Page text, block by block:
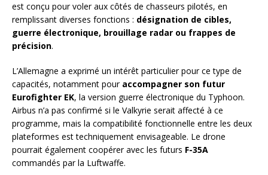
est conçu pour voler aux côtés de chasseurs pilotés, en
remplissant diverses fonctions : désignation de cibles,
guerre électronique, brouillage radar ou frappes de
précision.
L’Allemagne a exprimé un intérêt particulier pour ce type de
capacités, notamment pour accompagner son futur
Eurofighter EK, la version guerre électronique du Typhoon.
Airbus n’a pas confirmé si le Valkyrie serait affecté à ce
programme, mais la compatibilité fonctionnelle entre les deux
plateformes est techniquement envisageable. Le drone
pourrait également coopérer avec les futurs F-35A
commandés par la Luftwaffe.